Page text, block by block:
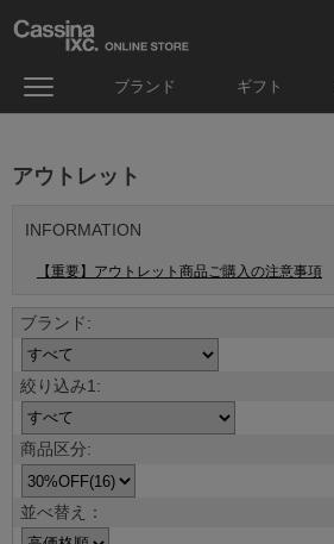
ブランド ギフト
アウトレット
INFORMATION
【重要】アウトレット商品ご購入の注意事項
並べ替え：